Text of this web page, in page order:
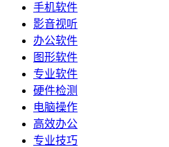
手机软件
影音视听
办公软件
图形软件
专业软件
硬件检测
电脑操作
高效办公
专业技巧